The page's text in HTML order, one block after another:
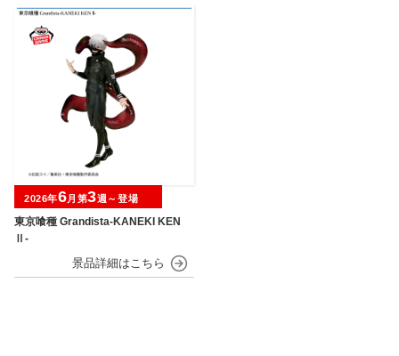
東京喰種 Grandista-KANEKI KEN
Ⅱ-
2026年6月第3週～登場